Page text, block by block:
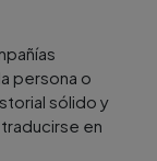
persona o
sólido y
en